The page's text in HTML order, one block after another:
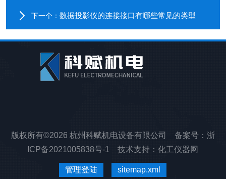
下一个： 数据投影仪的连接接口有哪些常见的类型
版权所有©2026 杭州科赋机电设备有限公司 备案号： 浙
ICP备2021005838号-1 技术支持：化工仪器网
管理登陆 sitemap.xml